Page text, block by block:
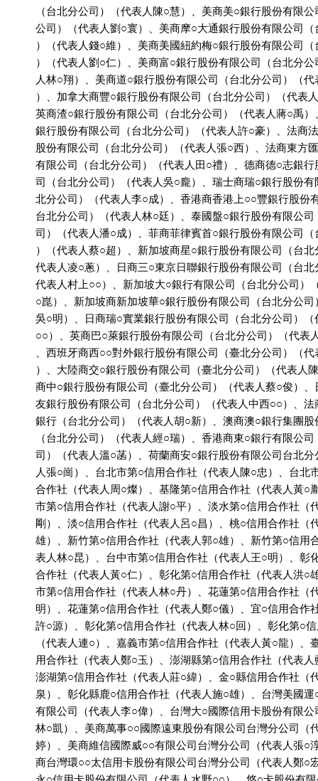
（台北分公司）（代表人陳○慧）、美商美○銀行股份有限
公司）（代表人劉○寰）、美商摩○大通銀行股份有限公司
）（代表人錢○維）、美商美國紐約梅○銀行股份有限公司
）（代表人劉○仁）、美商富○銀行股份有限公司（台北分
人林○翔）、美商道○銀行股份有限公司（台北分公司）（
）、加拿大商豐○銀行股份有限公司（台北分公司）（代表
英商渣○銀行股份有限公司（台北分公司）（代表人蔣○禹
銀行股份有限公司（台北分公司）（代表人許○豪）、法商
股份有限公司（台北分公司）（代表人張○西）、法商東方
有限公司（台北分公司）（代表人田○禮）、德商德○志銀
司（台北分公司）（代表人吳○龐）、瑞士商瑞○銀行股份
北分公司）（代表人李○成）、香港商香港上○○豐銀行股份
台北分公司）（代表人林○廷）、泰國盤○銀行股份有限公
司）（代表人潘○成）、菲商菲律賓首○銀行股份有限公司
）（代表人蔡○超）、新加坡商星○銀行股份有限公司（台
代表人凌○蔥）、日商三○東京日聯銀行股份有限公司（台
代表人村上○○）、新加坡大○銀行有限公司（台北分公司）
○崑）、新加坡商新加坡華○銀行股份有限公司（台北分公
吳○明）、日商瑞○實業銀行股份有限公司（台北分公司）
○○）、英商巴○萊銀行股份有限公司（台北分公司）（代表
、西班牙商西○○對外銀行股份有限公司（臺北分公司）（
）、大陸商交○銀行股份有限公司（臺北分公司）（代表人
商中○銀行股份有限公司（臺北分公司）（代表人蔡○俊）
友銀行股份有限公司（台北分公司）（代表人中西○○）、
銀行（台北分公司）（代表人胡○新）、澳商澳○銀行集團
（台北分公司）（代表人經○瑞）、香港商東○銀行有限公
司）（代表人溫○菡）、荷蘭商安○銀行股份有限公司台北
人張○崗）、台北市第○信用合作社（代表人陳○忠）、台北
合作社（代表人周○燦）、基隆第○信用合作社（代表人黃○
市第○信用合作社（代表人謝○平）、淡水第○信用合作社（
剛）、淡○信用合作社（代表人呂○昌）、桃○信用合作社（
雄）、新竹第○信用合作社（代表人郭○雄）、新竹第○信用
表人林○昆）、台中市第○信用合作社（代表人王○明）、彰
合作社（代表人黃○仁）、彰化第○信用合作社（代表人洪○
市第○信用合作社（代表人林○丹）、花蓮第○信用合作社（
明）、花蓮第○信用合作社（代表人鄭○儀）、宜○信用合作
許○源）、彰化第○信用合作社（代表人林○回）、彰化第○
（代表人連○）、嘉義市第○信用合作社（代表人黃○龍）、
用合作社（代表人鄭○玉）、澎湖縣第○信用合作社（代表
澎湖第○信用合作社（代表人莊○緯）、金○縣信用合作社（
泉）、彰化縣鹿○信用合作社（代表人施○雄）、台灣美國
有限公司（代表人李○偉）、台灣大○國際信用卡股份有限
林○凱）、美商萬事○○國際遠東股份有限公司台灣分公司（
婷）、美商維信國際威○○有限公司台灣分公司（代表人張○
商台灣環○○太信用卡股份有限公司台灣分公司（代表人鄭○